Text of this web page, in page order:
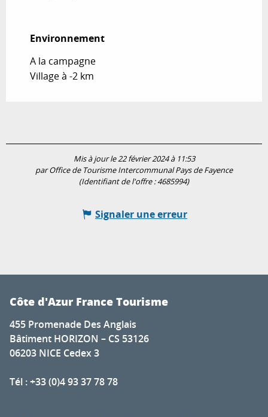
Environnement
Environnement
A la campagne
Village à -2 km
Mis à jour le 22 février 2024 à 11:53
par Office de Tourisme Intercommunal Pays de Fayence
(Identifiant de l'offre :4685994)
Signaler une erreur
Côte d'Azur France Tourisme
455 Promenade Des Anglais
Bâtiment HORIZON – CS 53126
06203 NICE Cedex 3
Tél : +33 (0)4 93 37 78 78